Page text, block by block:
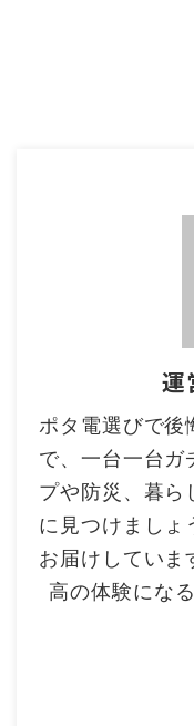
運
ポタ電選びで後
で、一台一台ガ
プや防災、暮ら
に見つけましょ
お届けしていま
高の体験にな